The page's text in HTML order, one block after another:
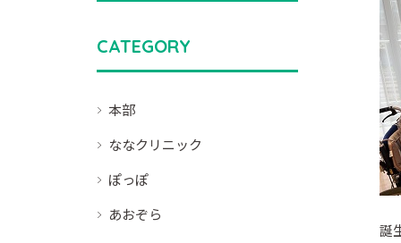
誕
CATEGORY
本部
ななクリニック
ぽっぽ
あおぞら